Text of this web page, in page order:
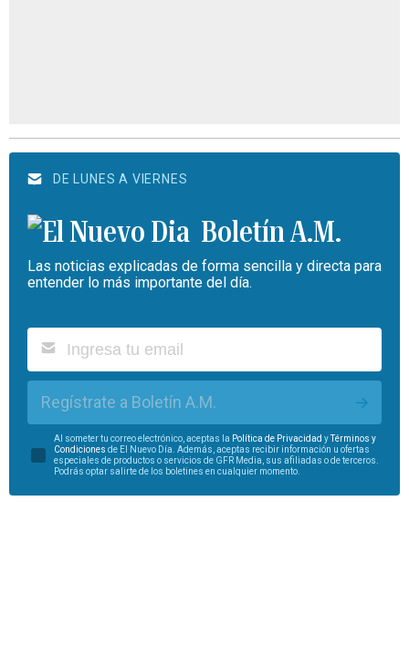
DE LUNES A VIERNES
Boletín A.M.
Las noticias explicadas de forma sencilla y directa para
entender lo más importante del día.
Regístrate a Boletín A.M.
Al someter tu correo electrónico, aceptas la Política de Privacidad yTérminos y
Condiciones de El Nuevo Día. Además, aceptas recibir información u ofertas
especiales de productos o servicios de GFR Media, sus afiliadas o de terceros.
Podrás optar salirte de los boletines en cualquier momento.